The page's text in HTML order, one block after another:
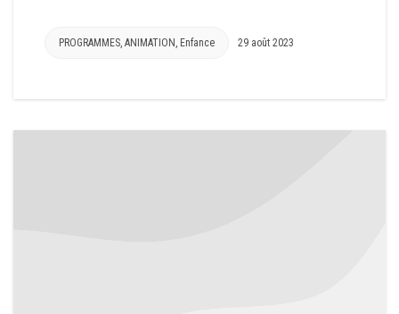
PROGRAMMES ANIMATION Enfance 29 août 2023